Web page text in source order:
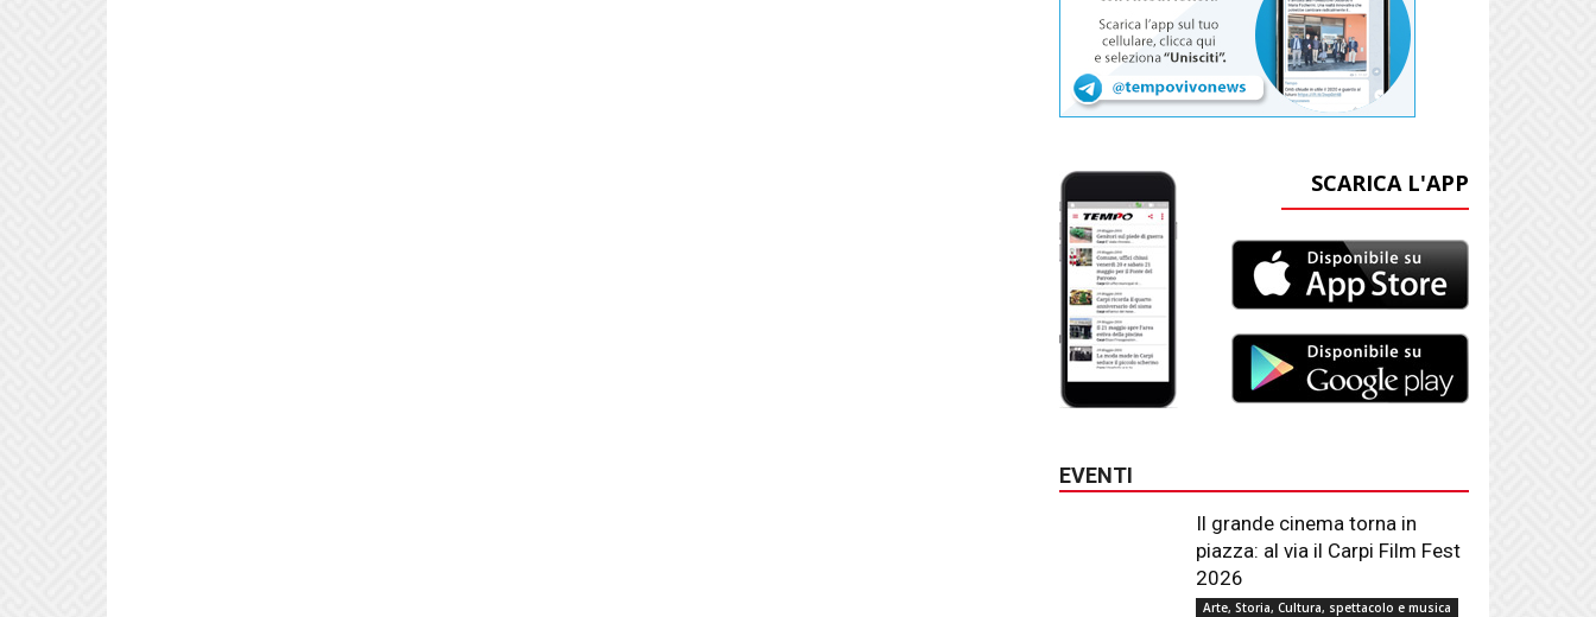
SCARICA L'APP
EVENTI
Il grande cinema torna in
piazza: al via il Carpi Film Fest
2026
Arte, Storia, Cultura, spettacolo e musica